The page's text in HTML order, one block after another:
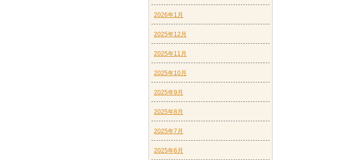
2026年1月
2025年12月
2025年11月
2025年10月
2025年9月
2025年8月
2025年7月
2025年6月